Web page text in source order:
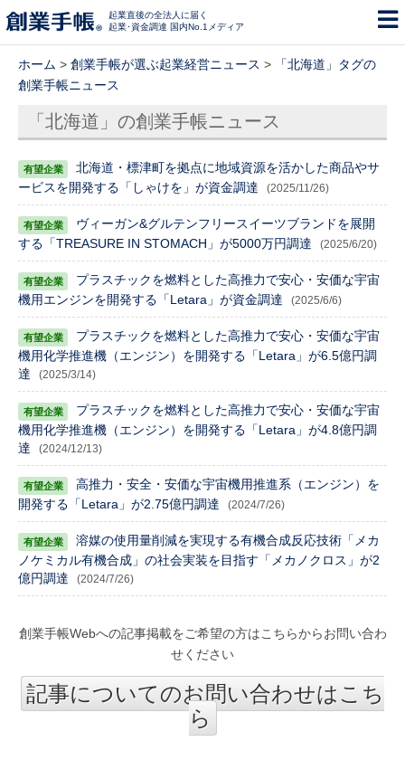
起業直後の全法人に届く
起業･資金調達 国内No.1メディア
ホーム > 創業手帳が選ぶ起業経営ニュース >
「北海道」タグの
創業手帳ニュース
「北海道」の創業手帳ニュース
北海道・標津町を拠点に地域資源を活かした商品やサ
ービスを開発する「しゃけを」が資金調達
(2025/11/26)
ヴィーガン&グルテンフリースイーツブランドを展開
する「TREASURE IN STOMACH」が5000万円調達
(2025/6/20)
プラスチックを燃料とした高推力で安心・安価な宇宙
機用エンジンを開発する「Letara」が資金調達
(2025/6/6)
プラスチックを燃料とした高推力で安心・安価な宇宙
機用化学推進機（エンジン）を開発する「Letara」が6.5億円調
達
(2025/3/14)
プラスチックを燃料とした高推力で安心・安価な宇宙
機用化学推進機（エンジン）を開発する「Letara」が4.8億円調
達
(2024/12/13)
高推力・安全・安価な宇宙機用推進系（エンジン）を
開発する「Letara」が2.75億円調達
(2024/7/26)
溶媒の使用量削減を実現する有機合成反応技術「メカ
ノケミカル有機合成」の社会実装を目指す「メカノクロス」が2
億円調達
(2024/7/26)
創業手帳Webへの記事掲載をご希望の方はこちらからお問い合わ
せください
記事についてのお問い合わせはこち
ら